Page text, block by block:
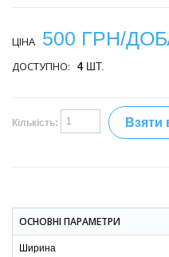
ЦІНА 500 ГРН/
ДОСТУПНО: 4ШТ.
Кількість: Взяти
ОСНОВНІ ПАРАМЕТРИ
Ширина